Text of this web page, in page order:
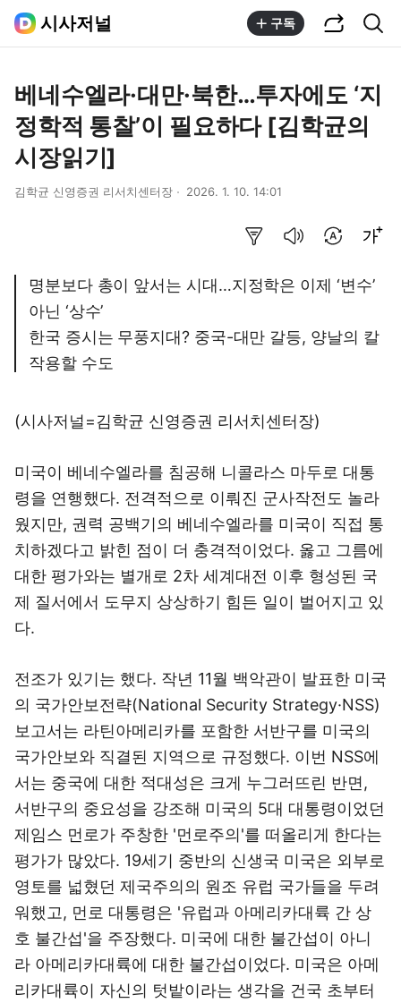
시사저널 구독
베네수엘라·대만·북한…투자에도 ‘지
정학적 통찰’이 필요하다 [김학균의
시장읽기]
김학균 신영증권 리서치센터장 2026. 1. 10. 14:01
명분보다 총이 앞서는 시대…지정학은 이제 ‘변수’
아닌 ‘상수’
한국 증시는 무풍지대? 중국-대만 갈등, 양날의 칼
작용할 수도
(시사저널=김학균 신영증권 리서치센터장)
미국이 베네수엘라를 침공해 니콜라스 마두로 대통
령을 연행했다. 전격적으로 이뤄진 군사작전도 놀라
웠지만, 권력 공백기의 베네수엘라를 미국이 직접 통
치하겠다고 밝힌 점이 더 충격적이었다. 옳고 그름에
대한 평가와는 별개로 2차 세계대전 이후 형성된 국
제 질서에서 도무지 상상하기 힘든 일이 벌어지고 있
다.
전조가 있기는 했다. 작년 11월 백악관이 발표한 미국
의 국가안보전략(National Security Strategy·NSS)
보고서는 라틴아메리카를 포함한 서반구를 미국의
국가안보와 직결된 지역으로 규정했다. 이번 NSS에
서는 중국에 대한 적대성은 크게 누그러뜨린 반면,
서반구의 중요성을 강조해 미국의 5대 대통령이었던
제임스 먼로가 주창한 '먼로주의'를 떠올리게 한다는
평가가 많았다. 19세기 중반의 신생국 미국은 외부로
영토를 넓혔던 제국주의의 원조 유럽 국가들을 두려
워했고, 먼로 대통령은 '유럽과 아메리카대륙 간 상
호 불간섭'을 주장했다. 미국에 대한 불간섭이 아니
라 아메리카대륙에 대한 불간섭이었다. 미국은 아메
리카대륙이 자신의 텃밭이라는 생각을 건국 초부터